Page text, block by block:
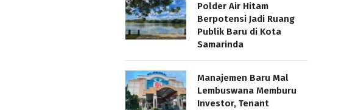
Polder Air Hitam
Berpotensi Jadi Ruang
Publik Baru di Kota
Samarinda
Manajemen Baru Mal
Lembuswana Memburu
Investor, Tenant